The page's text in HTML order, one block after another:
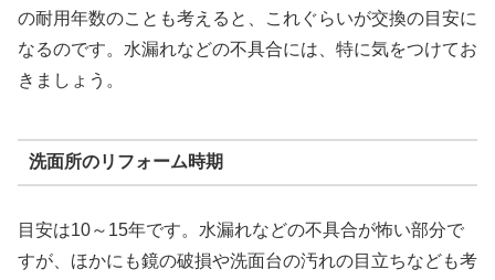
の耐用年数のことも考えると、これぐらいが交換の目安に
なるのです。水漏れなどの不具合には、特に気をつけてお
きましょう。
洗面所のリフォーム時期
目安は10～15年です。水漏れなどの不具合が怖い部分で
すが、ほかにも鏡の破損や洗面台の汚れの目立ちなども考